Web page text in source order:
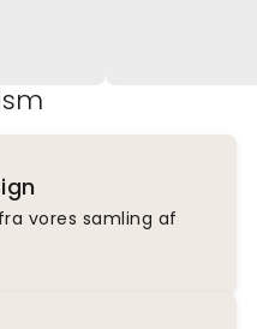
vores samling af